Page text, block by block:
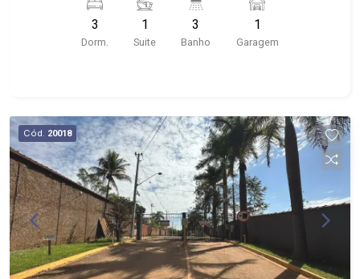
com elevador; - Próximo ao Theatro Pedro II,
Choperia Pinguim, Praça XV de Novembro,
Restaurante Ao Carioca, E.E. Fábio Barreto
3
Dorm.
1
Suite
3
Banho
1
Garagem
Cód. 20018